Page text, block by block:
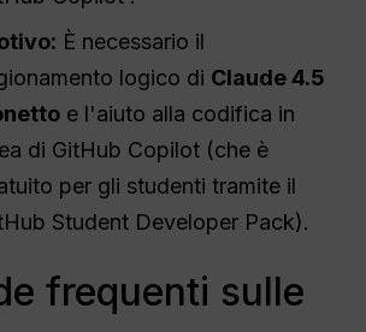
È necessario il
logico di Claude 4.5
e l'aiuto alla codifica in
di GitHub Copilot (che è
per gli studenti tramite il
Student Developer Pack).
frequenti sulle